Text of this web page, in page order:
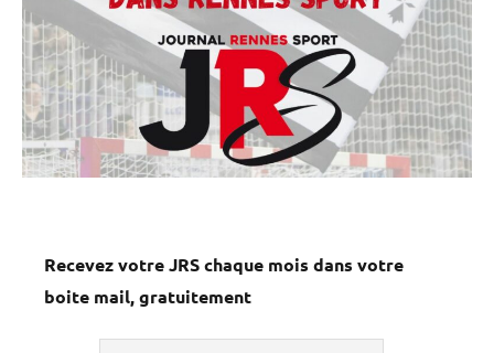
Recevez votre JRS chaque mois dans votre
boite mail, gratuitement